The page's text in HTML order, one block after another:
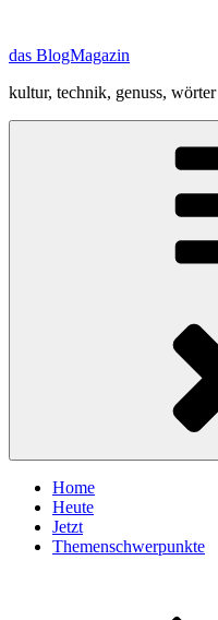
springen
das BlogMagazin
kultur, technik, genuss,
Home
Heute
Jetzt
Themenschwerpunkte